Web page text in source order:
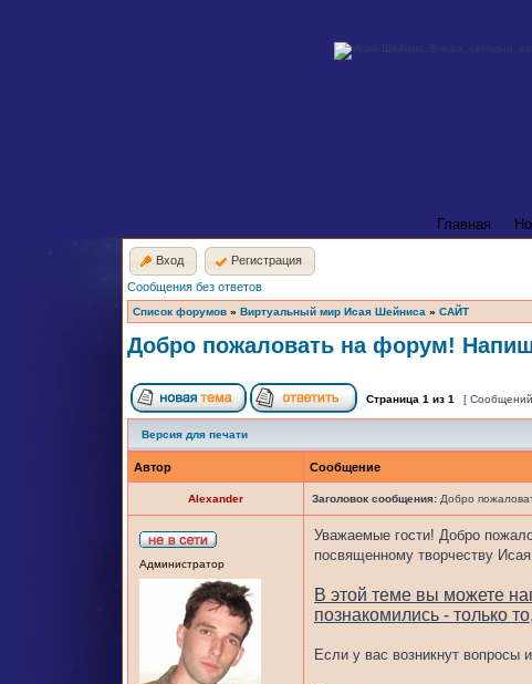
Главная
Вход Регистрация
Сообщения без ответов
Список форумов » Виртуальный мир Исая Шейниса » САЙТ
Добро пожаловать на форум!
Страница 1 из 1 [
Версия для печати
Автор Сообщение
Alexander Заголовок сообщения: Добро
Администратор
Уважаемые гости! Добро
посвященному творчеству
В этой теме вы можете
познакомились - только
Если у вас возникнут